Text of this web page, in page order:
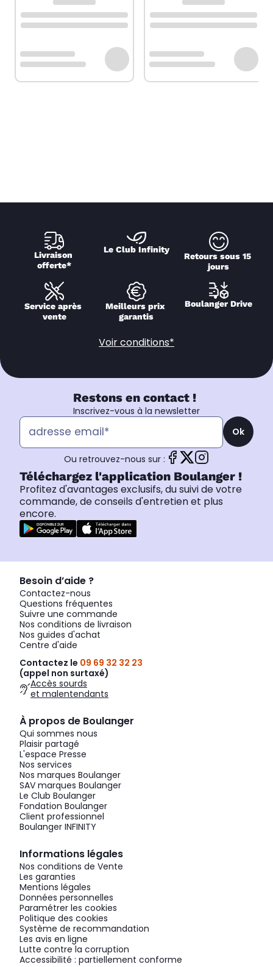
Livraison
offerte*
Le Club Infinity
Retours sous 15
jours
Service après
vente
Meilleurs prix
garantis
Boulanger Drive
Voir conditions*
Restons en contact !
Inscrivez-vous à la newsletter
Ok
Ou retrouvez-nous sur :
Téléchargez l'application Boulanger !
Profitez d'avantages exclusifs, du suivi de votre
commande, de conseils d'entretien et plus
encore.
Besoin d’aide ?
Contactez-nous
Questions fréquentes
Suivre une commande
Nos conditions de livraison
Nos guides d'achat
Centre d'aide
Contactez le 09 69 32 32 23
(appel non surtaxé)
Accès sourds
et malentendants
À propos de Boulanger
Qui sommes nous
Plaisir partagé
L'espace Presse
Nos services
Nos marques Boulanger
SAV marques Boulanger
Le Club Boulanger
Fondation Boulanger
Client professionnel
Boulanger INFINITY
Informations légales
Nos conditions de Vente
Les garanties
Mentions légales
Données personnelles
Paramétrer les cookies
Politique des cookies
Système de recommandation
Les avis en ligne
Lutte contre la corruption
Accessibilité : partiellement conforme